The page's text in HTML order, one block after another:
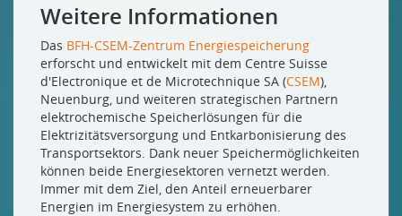
Weitere Informationen
Das BFH-CSEM-Zentrum Energiespeicherung
erforscht und entwickelt mit dem Centre Suisse
d'Electronique et de Microtechnique SA (CSEM),
Neuenburg, und weiteren strategischen Partnern
elektrochemische Speicherlösungen für die
Elektrizitätsversorgung und Entkarbonisierung des
Transportsektors. Dank neuer Speichermöglichkeiten
können beide Energiesektoren vernetzt werden.
Immer mit dem Ziel, den Anteil erneuerbarer
Energien im Energiesystem zu erhöhen.